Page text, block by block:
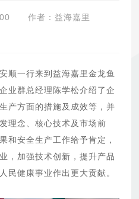
作者：益海嘉里
顺一行来到益海嘉里金龙鱼
业群总经理陈学松介绍了企
产方面的措施及成效等，并
理念、核心技术及市场前
和安全生产工作给予肯定，
，加强技术创新，提升产品
民健康事业作出更大贡献。